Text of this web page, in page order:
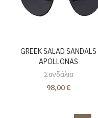
GREEK SALAD SANDALS
APOLLONAS
Σανδάλια
98,00 €